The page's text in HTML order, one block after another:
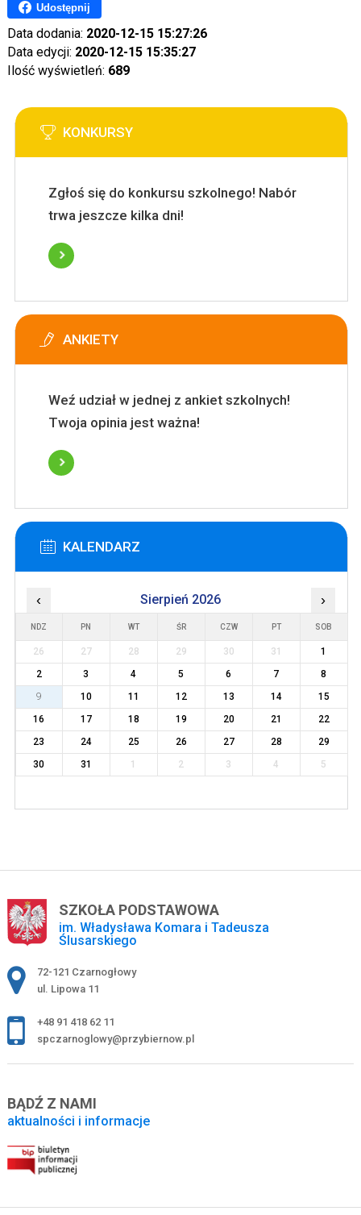
Udostępnij
Data dodania: 2020-12-15 15:27:26
Data edycji: 2020-12-15 15:35:27
Ilość wyświetleń: 689
KONKURSY
Zgłoś się do konkursu szkolnego! Nabór
trwa jeszcze kilka dni!
ANKIETY
Weź udział w jednej z ankiet szkolnych!
Twoja opinia jest ważna!
KALENDARZ
‹ Sierpień 2026 ›
NDZ PN WT ŚR CZW PT SOB
26 27 28 29 30 31
1
2
3 4 5 6 7
8
9
10 11 12 13 14
15
16
17 18 19 20 21
22
23
24 25 26 27 28
29
30
31 1 2 3 4 5
SZKOŁA PODSTAWOWA
im. Władysława Komara i Tadeusza
Ślusarskiego
Adres pocztowy:
72-121 Czarnogłowy
ul. Lipowa 11
+48 91 418 62 11
spczarnoglowy@przybiernow.pl
BĄDŹ Z NAMI
aktualności i informacje